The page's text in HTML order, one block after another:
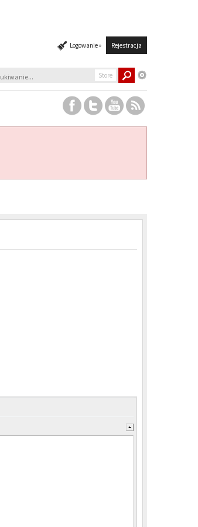
Logowanie » Rejestracja
Store